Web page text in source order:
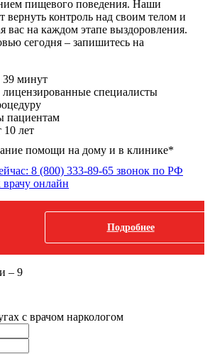
пищевого поведения. Наши
вернуть контроль над своим телом и
вас на каждом этапе выздоровления.
сегодня – запишитесь на
39 минут
специалисты
пациентам
лет
помощи на дому и в клинике*
8 (800) 333-89-65 звонок по РФ
врачу онлайн
Подробнее
– 9
с врачом наркологом